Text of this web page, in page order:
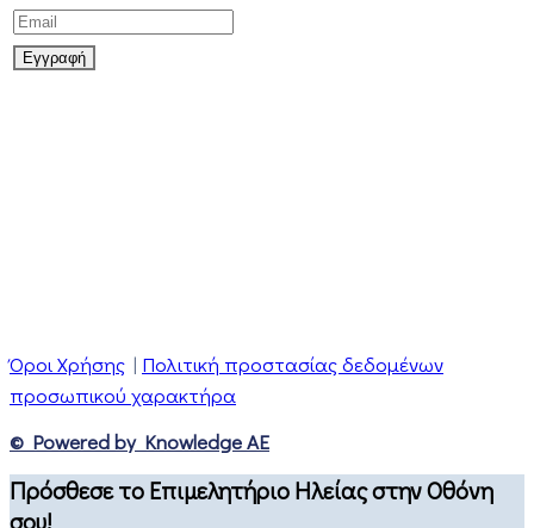
Όροι Χρήσης | Πολιτική προστασίας δεδομένων
προσωπικού χαρακτήρα
© Powered by Knowledge AE
Πρόσθεσε το Επιμελητήριο Ηλείας στην Οθόνη
σου!